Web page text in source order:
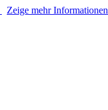
Zeige mehr Informationen